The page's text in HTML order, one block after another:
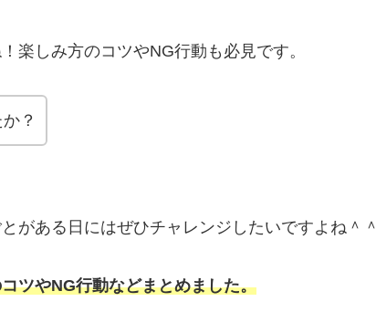
楽しみ方のコツやNG行動も必見です。
？
がある日にはぜひチャレンジしたいですよね＾＾
ツやNG行動などまとめました。